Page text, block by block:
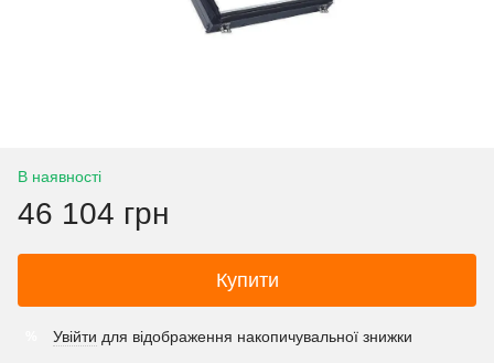
В наявності
46 104 грн
Купити
Увійти для відображення накопичувальної знижки